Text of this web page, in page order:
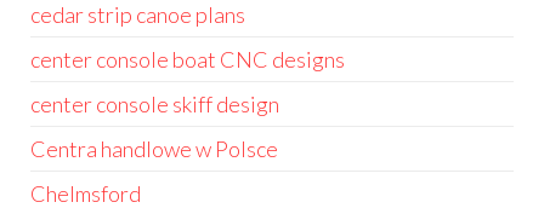
cedar strip canoe plans
center console boat CNC designs
center console skiff design
Centra handlowe w Polsce
Chelmsford